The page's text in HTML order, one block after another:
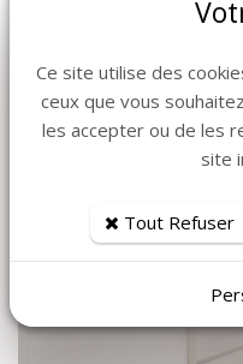
Ce site utilise des
ceux que vous
les accepter ou de les
site
Tout Refuser